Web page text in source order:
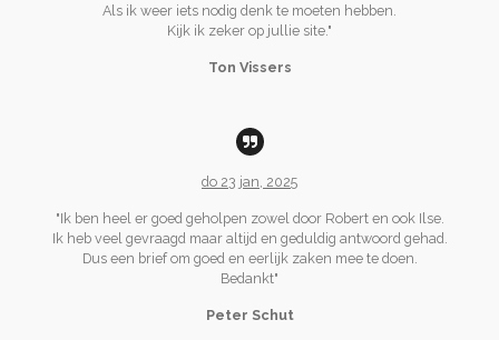
Als ik weer iets nodig denk te moeten hebben.
Kijk ik zeker op jullie site."
Ton Vissers
do 23 jan, 2025
"Ik ben heel er goed geholpen zowel door Robert en ook Ilse.
Ik heb veel gevraagd maar altijd en geduldig antwoord gehad.
Dus een brief om goed en eerlijk zaken mee te doen.
Bedankt"
Peter Schut